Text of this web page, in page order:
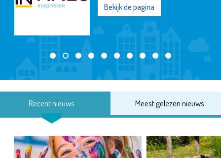
Bekijk de pagina
Recent nieuws Meest gelezen nieuws